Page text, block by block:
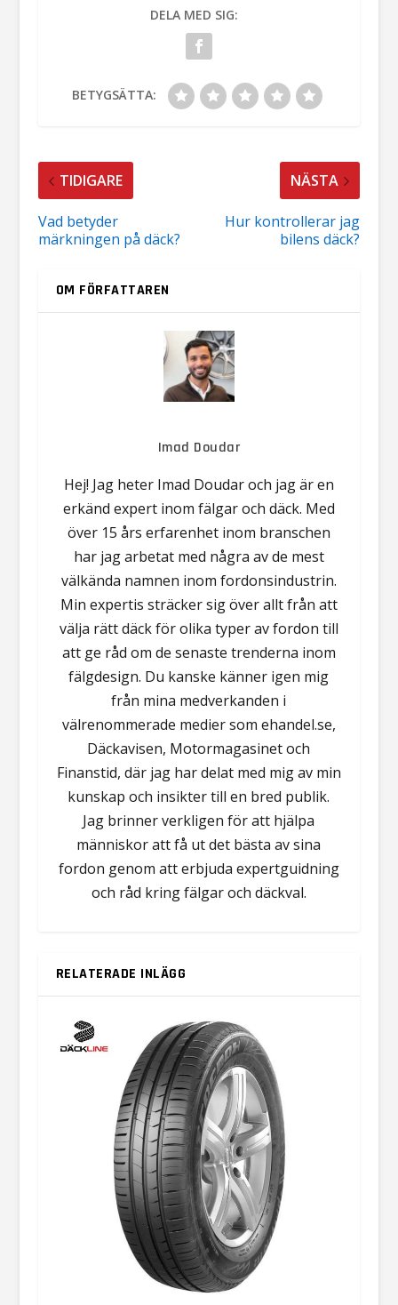
DELA MED SIG:
BETYGSÄTTA:
TIDIGARE
Vad betyder
märkningen på däck?
NÄSTA
Hur kontrollerar jag
bilens däck?
OM FÖRFATTAREN
Imad Doudar
Hej! Jag heter Imad Doudar och jag är en
erkänd expert inom fälgar och däck. Med
över 15 års erfarenhet inom branschen
har jag arbetat med några av de mest
välkända namnen inom fordonsindustrin.
Min expertis sträcker sig över allt från att
välja rätt däck för olika typer av fordon till
att ge råd om de senaste trenderna inom
fälgdesign. Du kanske känner igen mig
från mina medverkanden i
välrenommerade medier som ehandel.se,
Däckavisen, Motormagasinet och
Finanstid, där jag har delat med mig av min
kunskap och insikter till en bred publik.
Jag brinner verkligen för att hjälpa
människor att få ut det bästa av sina
fordon genom att erbjuda expertguidning
och råd kring fälgar och däckval.
RELATERADE INLÄGG